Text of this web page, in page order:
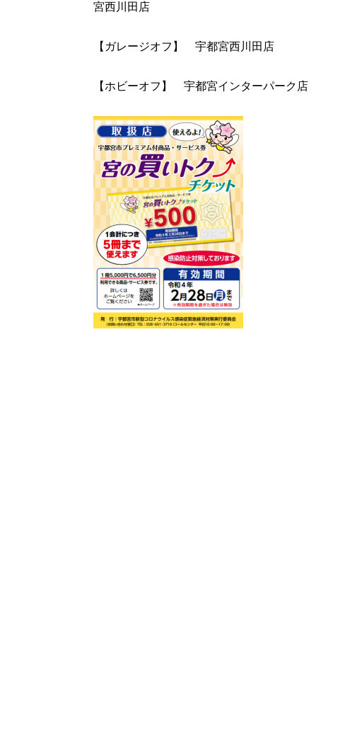
宮西川田店
【ガレージオフ】 宇都宮西川田店
【ホビーオフ】 宇都宮インターパーク店